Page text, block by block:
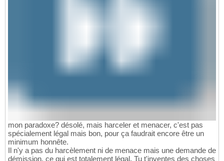
mon paradoxe? désolé, mais harceler et menacer, c'est pas
spécialement légal mais bon, pour ça faudrait encore être un
minimum honnête.
Il n'y a pas du harcèlement ni de menace mais une demande de
démission, ce qui est totalement légal. Tu t'inventes des choses